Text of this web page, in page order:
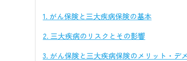
1. がん保険と三大疾病保険の基本
2. 三大疾病のリスクとその影響
3. がん保険と三大疾病保険のメリット・デ